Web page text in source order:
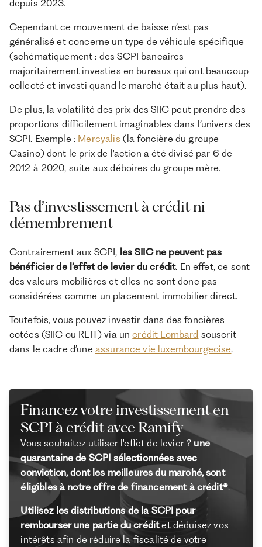
depuis 2023.
Cependant ce mouvement de baisse n’est pas
généralisé et concerne un type de véhicule spécifique
(schématiquement : des SCPI bancaires
majoritairement investies en bureaux qui ont beaucoup
collecté et investi quand le marché était au plus haut).
De plus, la volatilité des prix des SIIC peut prendre des
proportions difficilement imaginables dans l’univers des
SCPI. Exemple : Mercyalis (la foncière du groupe
Casino) dont le prix de l'action a été divisé par 6 de
2012 à 2020, suite aux déboires du groupe mère.
Pas d’investissement à crédit ni
démembrement
Contrairement aux SCPI, les SIIC ne peuvent pas
bénéficier de l’effet de levier du crédit. En effet, ce sont
des valeurs mobilières et elles ne sont donc pas
considérées comme un placement immobilier direct.
Toutefois, vous pouvez investir dans des foncières
cotées (SIIC ou REIT) via uncrédit Lombard souscrit
dans le cadre d’une assurance vie luxembourgeoise.
Financez votre investissement en
SCPI à crédit avec Ramify
Vous souhaitez utiliser l'effet de levier ? une
quarantaine de SCPI sélectionnées avec
conviction, dont les meilleures du marché, sont
éligibles à notre offre de financement à crédit*.
Utilisez les distributions de la SCPI pour
rembourser une partie du créditet déduisez vos
intérêts afin de réduire la fiscalité de votre